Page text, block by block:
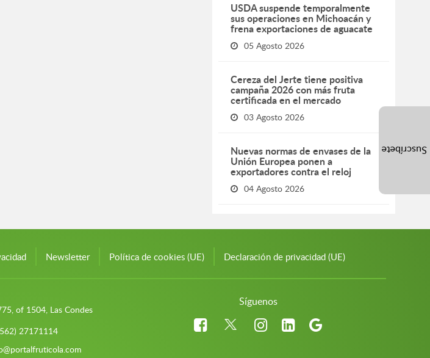
USDA suspende temporalmente
sus operaciones en Michoacán y
frena exportaciones de aguacate
05 Agosto 2026
Cereza del Jerte tiene positiva
campaña 2026 con más fruta
certificada en el mercado
03 Agosto 2026
Nuevas normas de envases de la
Unión Europea ponen a
exportadores contra el reloj
04 Agosto 2026
Newsletter Política de cookies (UE) Declaración de privacidad (UE)
of 1504, Las Condes
27171114
Síguenos
Suscríbete